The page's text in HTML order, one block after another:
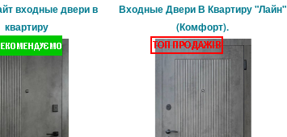
входные двери в
квартиру
Входные Двери В Квартиру "Лайн"
(Комфорт).